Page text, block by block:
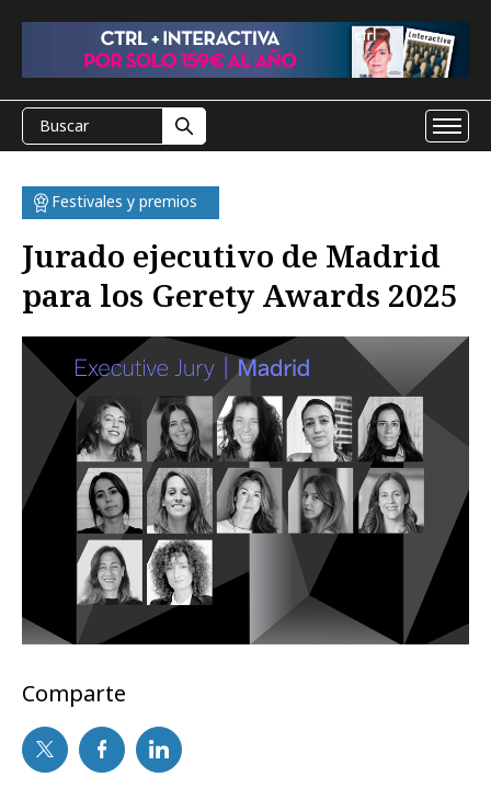
Festivales y premios
Jurado ejecutivo de Madrid
para los Gerety Awards 2025
Comparte